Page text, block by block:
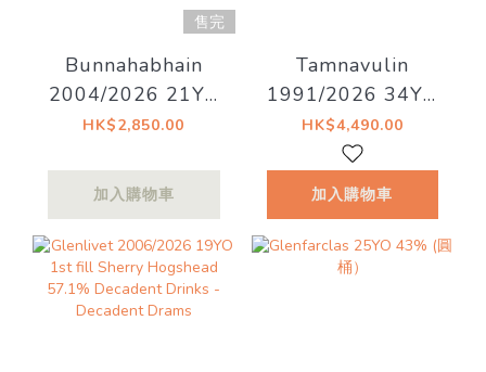
售完
Bunnahabhain
2004/2026 21YO
55% Decadent
HK$2,850.00
加入購物車
Tamnavulin
1991/2026 34YO
1st fill Sherry
Hogshead 48.7%
Decadent Drinks -
[Chapter Thirty
One]
HK$4,490.00
加入購物車